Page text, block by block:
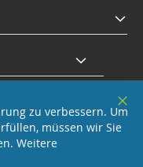
zu verbessern. Um
müssen wir Sie
Weitere